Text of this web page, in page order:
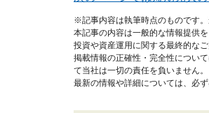
※記事内容は執筆時点のものです。
本記事の内容は一般的な情報提供
投資や資産運用に関する最終的な
掲載情報の正確性・完全性につい
て当社は一切の責任を負いません。
最新の情報や詳細については、必